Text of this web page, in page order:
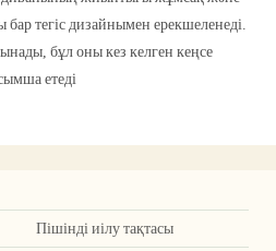
бар тегіс дизайнымен ерекшеленеді.
бұл оны кез келген кеңсе
етеді
Пішінді иілу тақтасы